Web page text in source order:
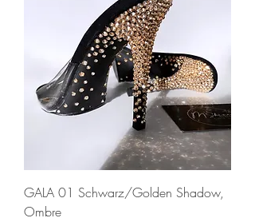
GALA 01 Schwarz/Golden Shadow,
Ombre